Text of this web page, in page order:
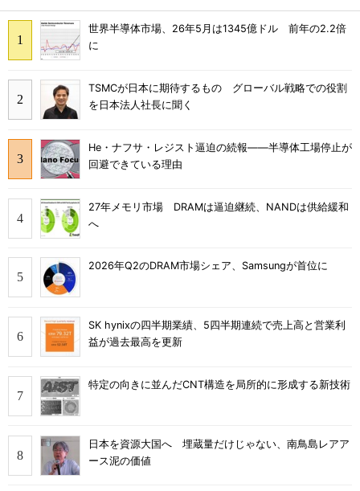
世界半導体市場、26年5月は1345億ドル 前年の2.2倍
に
TSMCが日本に期待するもの グローバル戦略での役割
を日本法人社長に聞く
He・ナフサ・レジスト逼迫の続報――半導体工場停止が
回避できている理由
27年メモリ市場 DRAMは逼迫継続、NANDは供給緩和
へ
2026年Q2のDRAM市場シェア、Samsungが首位に
SK hynixの四半期業績、5四半期連続で売上高と営業利
益が過去最高を更新
特定の向きに並んだCNT構造を局所的に形成する新技術
日本を資源大国へ 埋蔵量だけじゃない、南鳥島レアア
ース泥の価値